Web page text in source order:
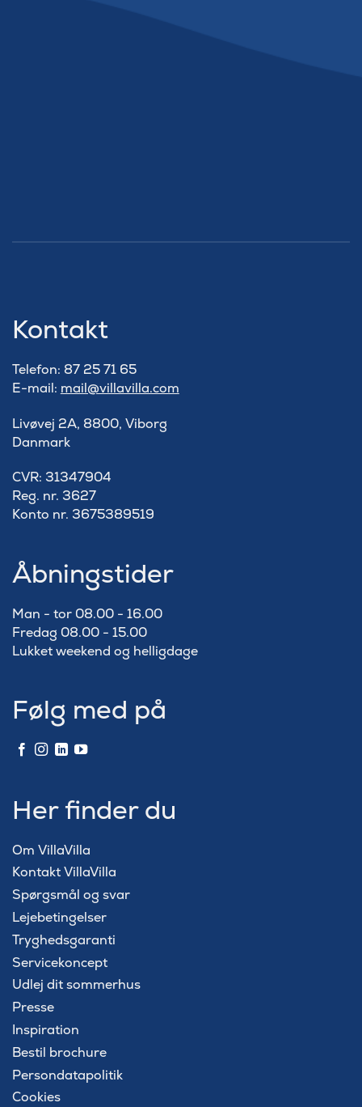
Kontakt
Telefon: 87 25 71 65
E-mail: mail@villavilla.com
Livøvej 2A, 8800, Viborg
Danmark
​CVR: 31347904
Reg. nr. 3627
Konto nr. 3675389519
Åbningstider
Man - tor 08.00 - 16.00
Fredag 08.00 - 15.00
Lukket weekend og helligdage
Følg med på
Her finder du
Om VillaVilla
Kontakt VillaVilla
Spørgsmål og svar
Lejebetingelser
Tryghedsgaranti
Servicekoncept
Udlej dit sommerhus
Presse
Inspiration
Bestil brochure
Persondatapolitik
Cookies